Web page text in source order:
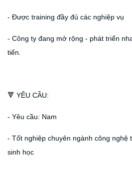
- Được training đầy đủ các nghiệp vụ
- Công ty đang mở rộng - phát triển
tiến.
🔻 YÊU CẦU:
- Yêu cầu: Nam
- Tốt nghiệp chuyên ngành công nghệ
sinh học